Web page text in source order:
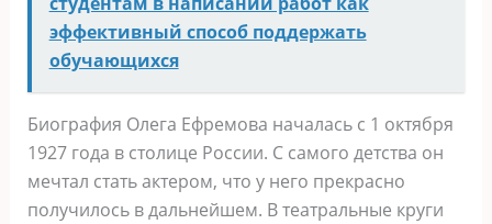
эффективный способ поддержать
обучающихся
Биография Олега Ефремова началась с 1 октября
1927 года в столице России. С самого детства он
мечтал стать актером, что у него прекрасно
получилось в дальнейшем. В театральные круги